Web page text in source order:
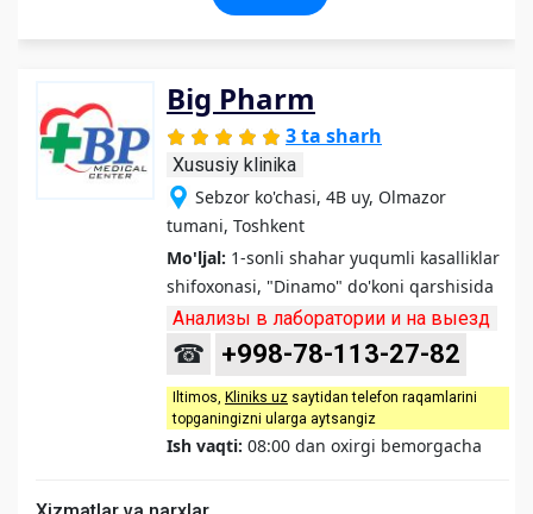
Big Pharm
3 ta sharh
Xususiy klinika
Sebzor ko'chasi, 4B uy, Olmazor
tumani, Toshkent
Mo'ljal: 1-sonli shahar yuqumli kasalliklar
shifoxonasi, "Dinamo" do'koni qarshisida
Анализы в лаборатории и на выезд
☎ +998-78-113-27-82
Iltimos, Kliniks uz saytidan telefon raqamlarini
topganingizni ularga aytsangiz
Ish vaqti: 08:00 dan oxirgi bemorgacha